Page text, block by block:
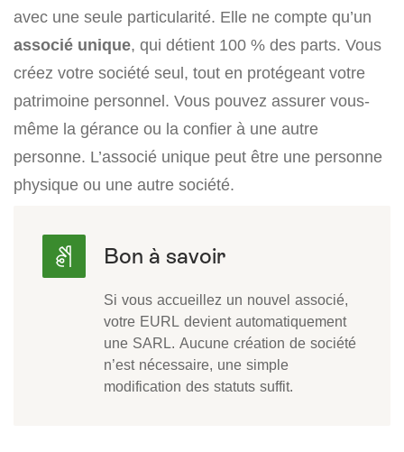
avec une seule particularité. Elle ne compte qu’un
associé unique, qui détient 100 % des parts. Vous
créez votre société seul, tout en protégeant votre
patrimoine personnel. Vous pouvez assurer vous-
même la gérance ou la confier à une autre
personne. L’associé unique peut être une personne
physique ou une autre société.
Si vous accueillez un nouvel associé,
votre EURL devient automatiquement
une SARL. Aucune création de société
n’est nécessaire, une simple
modification des statuts suffit.